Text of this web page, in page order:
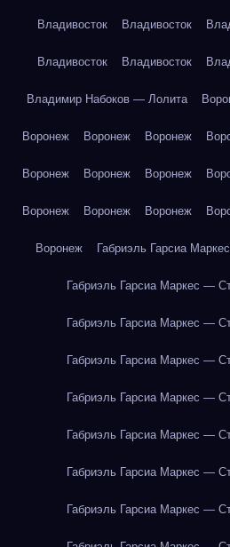
Владивосток Владивосток
Владивосток Владивосток
Владимир Набоков — Лолита
Воронеж Воронеж Воронеж
Воронеж Воронеж Воронеж
Воронеж Воронеж Воронеж
Воронеж Габриэль Гарсиа
Габриэль Гарсиа Маркес —
Габриэль Гарсиа Маркес —
Габриэль Гарсиа Маркес —
Габриэль Гарсиа Маркес —
Габриэль Гарсиа Маркес —
Габриэль Гарсиа Маркес —
Габриэль Гарсиа Маркес —